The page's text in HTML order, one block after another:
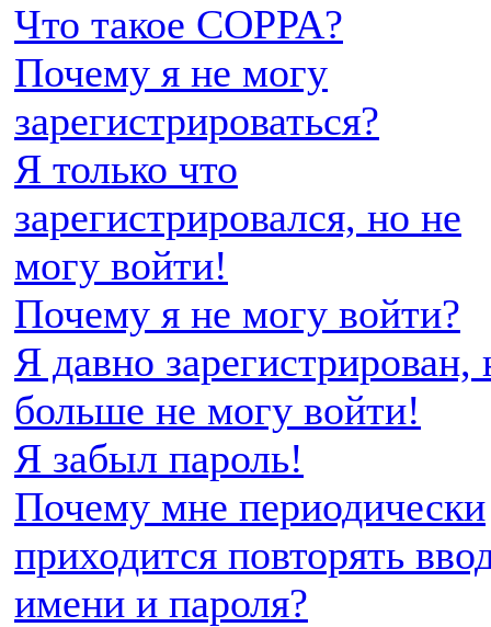
Что такое COPPA?
Почему я не могу
зарегистрироваться?
Я только что
зарегистрировался, но не
могу войти!
Почему я не могу войти?
Я давно зарегистрирован,
больше не могу войти!
Я забыл пароль!
Почему мне периодически
приходится повторять
имени и пароля?